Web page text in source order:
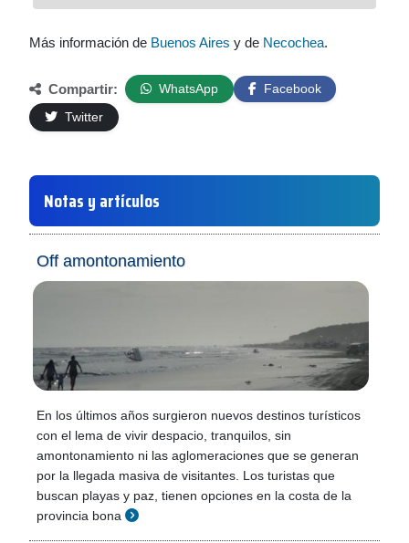
Más información de Buenos Aires y de Necochea.
Compartir: WhatsApp
Facebook
Twitter
Notas y artículos
Off amontonamiento
En los últimos años surgieron nuevos destinos turísticos
con el lema de vivir despacio, tranquilos, sin
amontonamiento ni las aglomeraciones que se generan
por la llegada masiva de visitantes. Los turistas que
buscan playas y paz, tienen opciones en la costa de la
provincia bona